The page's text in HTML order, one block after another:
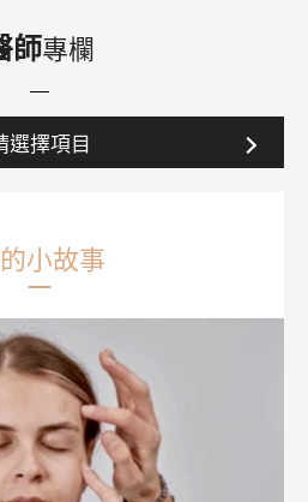
師專欄
選擇項目
小故事